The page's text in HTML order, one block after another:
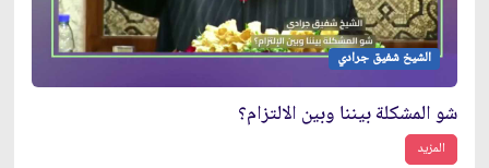
الشيخ شفيق جرادي
شو المشكلة بيننا وبين الالتزام؟
المزيد